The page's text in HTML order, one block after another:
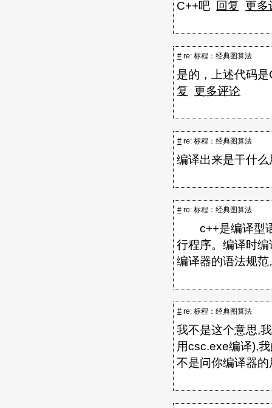
C++吧 回复 更多
# re: 标程：经典图算法
是的，上述代码
复
更多评论
# re: 标程：经典图算法
编译出来是干什
# re: 标程：经典图算法
c++是编译型语
行程序。编译时
编译器的语法规
# re: 标程：经典图算法
我不是这个意思,
用csc.exe编译),
不是问你编译器